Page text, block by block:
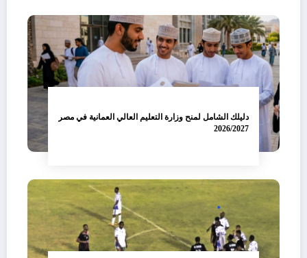
دليلك الشامل لمنح وزارة التعليم العالي العمانية في مصر
2026/2027